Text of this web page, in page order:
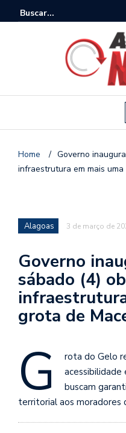
Home / Governo
infraestrutura em mais
Alagoas 3 de março de
Governo
sábado (4)
grota de
G
rota do Gelo
acessibilidade
buscam
territorial aos moradores